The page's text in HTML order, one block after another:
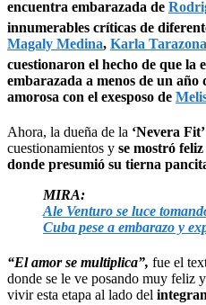
encuentra embarazada de
innumerables críticas de
Magaly Medina, Karla Tarazona
cuestionaron el hecho de que la
embarazada a menos de un
amorosa con el exesposo de
Ahora, la dueña de la ‘Nevera Fit’
cuestionamientos y se mostró
donde presumió su tierna
MIRA:
Ale Venturo se luce
Cuba pese a embarazo y
“El amor se multiplica”, fue el
donde se le ve posando muy feliz
vivir esta etapa al lado del